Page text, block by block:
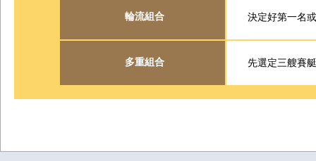
輪流組合 決定好第一名
多重組合 先選定三艘賽